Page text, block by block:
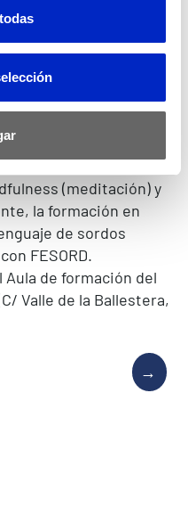
de las líneas de
una línea formativa
a la empresa.
profesionales de la
en tres
entre sí:
(meditación) y
la formación en
de sordos
FESORD.
de formación del
Valle de la Ballestera,